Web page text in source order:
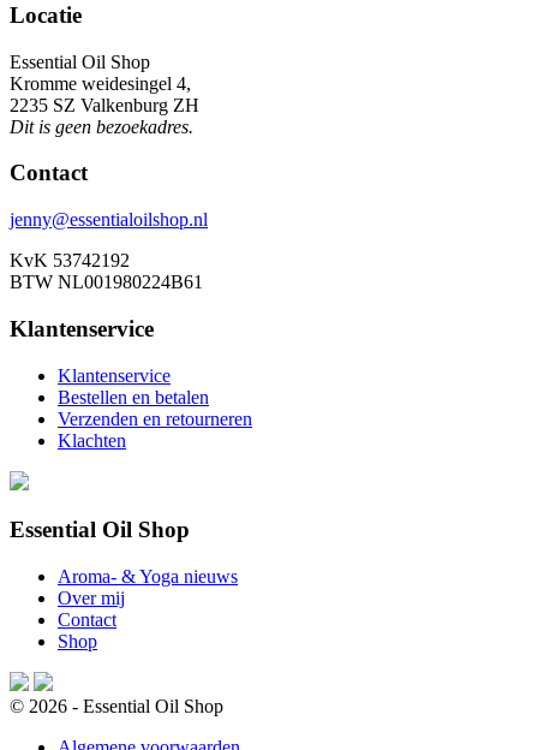
Locatie
Essential Oil Shop
Kromme weidesingel 4,
2235 SZ Valkenburg ZH
Dit is geen bezoekadres.
Contact
jenny@essentialoilshop.nl
KvK 53742192
BTW NL001980224B61
Klantenservice
Klantenservice
Bestellen en betalen
Verzenden en retourneren
Klachten
Essential Oil Shop
Aroma- & Yoga nieuws
Over mij
Contact
Shop
© 2026 - Essential Oil Shop